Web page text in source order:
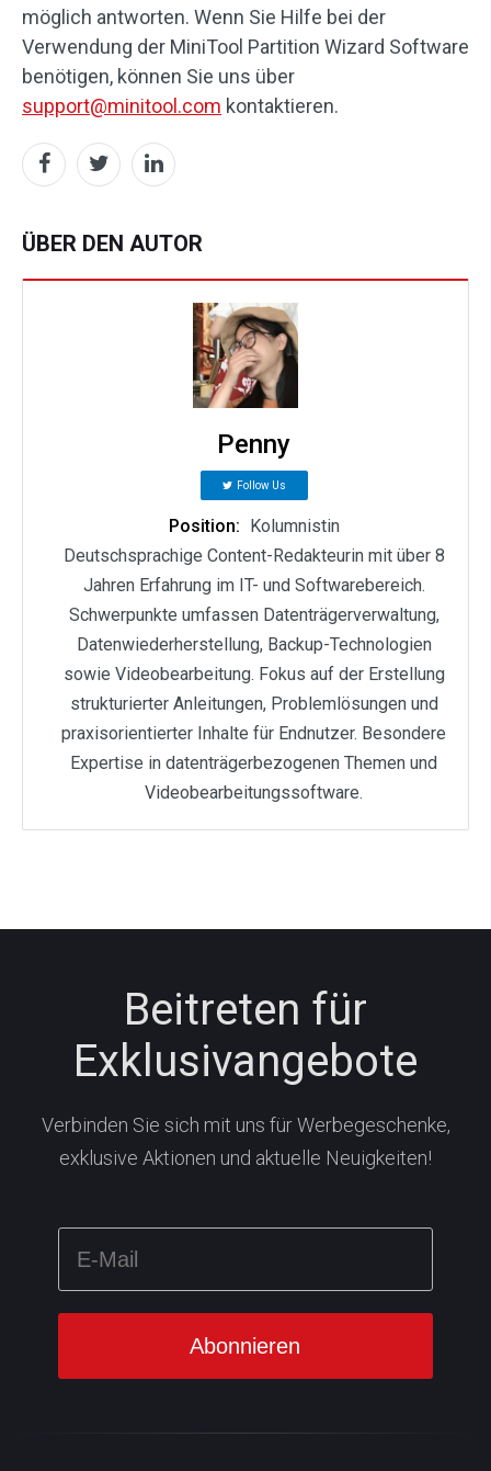
möglich antworten. Wenn Sie Hilfe bei der
Verwendung der MiniTool Partition Wizard Software
benötigen, können Sie uns über
support@minitool.com kontaktieren.
ÜBER DEN AUTOR
Penny
Follow Us
Position: Kolumnistin
Deutschsprachige Content-Redakteurin mit über 8
Jahren Erfahrung im IT- und Softwarebereich.
Schwerpunkte umfassen Datenträgerverwaltung,
Datenwiederherstellung, Backup-Technologien
sowie Videobearbeitung. Fokus auf der Erstellung
strukturierter Anleitungen, Problemlösungen und
praxisorientierter Inhalte für Endnutzer. Besondere
Expertise in datenträgerbezogenen Themen und
Videobearbeitungssoftware.
Beitreten für
Exklusivangebote
Verbinden Sie sich mit uns für Werbegeschenke,
exklusive Aktionen und aktuelle Neuigkeiten!